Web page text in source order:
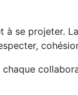
se projeter.